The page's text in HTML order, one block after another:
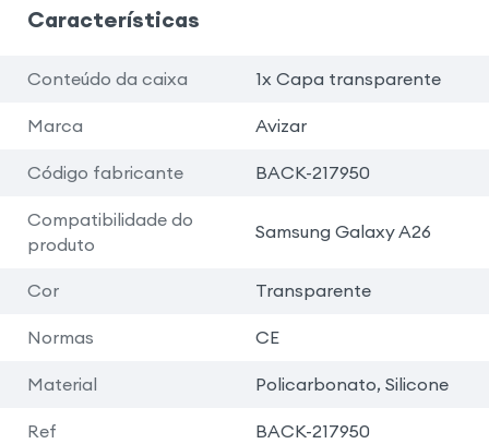
Características
Conteúdo da caixa 1x Capa transparente
Marca Avizar
Código fabricante BACK-217950
Compatibilidade do
produto
Samsung Galaxy A26
Cor Transparente
Normas CE
Material Policarbonato, Silicone
Ref BACK-217950